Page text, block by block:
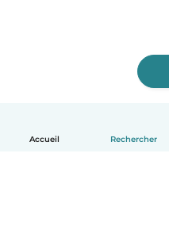
Accueil Rechercher